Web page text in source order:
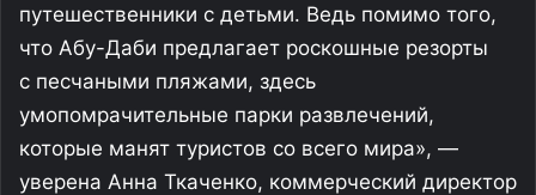
путешественники с детьми. Ведь помимо того,
что Абу-Даби предлагает роскошные резорты
с песчаными пляжами, здесь
умопомрачительные парки развлечений,
которые манят туристов со всего мира», —
уверена Анна Ткаченко, коммерческий директор